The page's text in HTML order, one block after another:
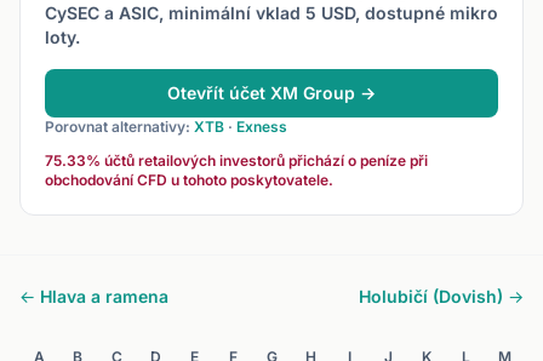
CySEC a ASIC, minimální vklad 5 USD, dostupné mikro
loty.
Otevřít účet XM Group →
Porovnat alternativy: XTB · Exness
75.33% účtů retailových investorů přichází o peníze při
obchodování CFD u tohoto poskytovatele.
← Hlava a ramena Holubičí (Dovish) →
A B C D E F G H I J K L M